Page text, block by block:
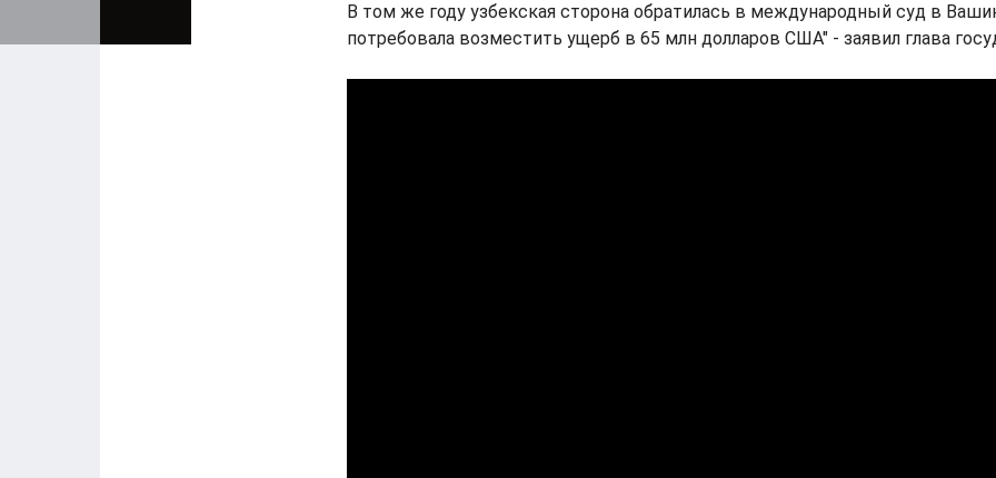
В том же году узбекская сторона обратилась в международный суд в
потребовала возместить ущерб в 65 млн долларов США" - заявил глава